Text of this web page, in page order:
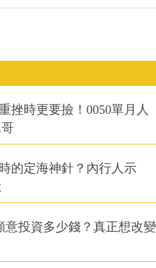
挫時更要撿！0050單月人
的定海神針？內行人示
意投資多少錢？真正想改變